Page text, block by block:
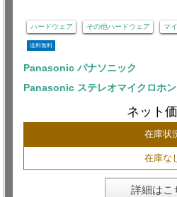
ハードウェア その他ハードウェア マ
送料無料
Panasonic パナソニック
Panasonic ステレオマイクロホ
ネット価
在庫状
在庫な
詳細はこ